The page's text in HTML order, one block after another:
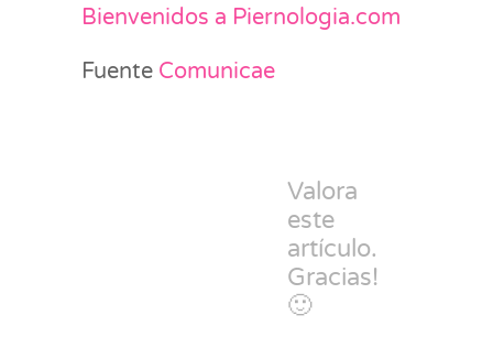
Bienvenidos a Piernologia.com
Fuente Comunicae
Valora
este
artículo.
Gracias!
🙂